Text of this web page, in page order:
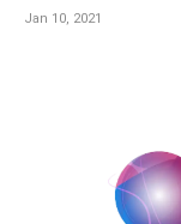
Jan 10, 2021